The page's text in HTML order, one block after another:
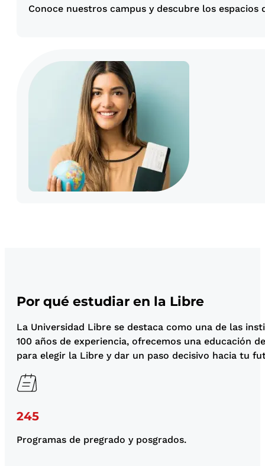
Conoce nuestros campus y descubre los
Por qué estudiar en la Libre
La Universidad Libre se destaca como una de las
100 años de experiencia, ofrecemos una educación
para elegir la Libre y dar un paso decisivo hacia tu
245
Programas de pregrado y posgrados.